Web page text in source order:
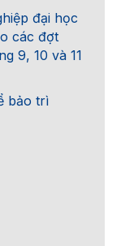
đại học
các đợt
9, 10 và 11
bảo trì